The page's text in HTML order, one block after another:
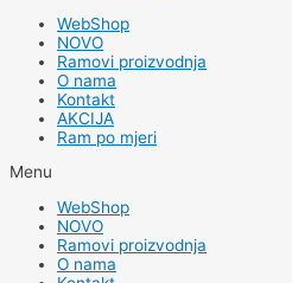
WebShop
NOVO
Ramovi proizvodnja
O nama
Kontakt
AKCIJA
Ram po mjeri
Menu
WebShop
NOVO
Ramovi proizvodnja
O nama